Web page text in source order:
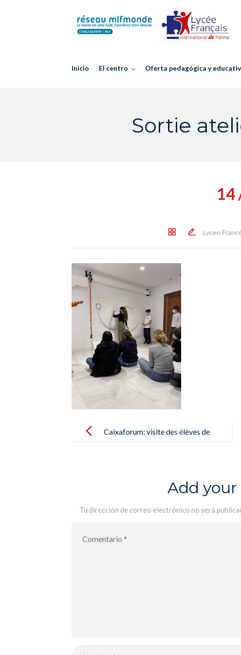
Inicio El centro Oferta pedagógica y
Sortie
14
Lyceo
navigationCaixaforum: visite des élèves de
realizar un taller de arte sobre el
dinamismo
Add
Tu dirección de correo electrónico no será